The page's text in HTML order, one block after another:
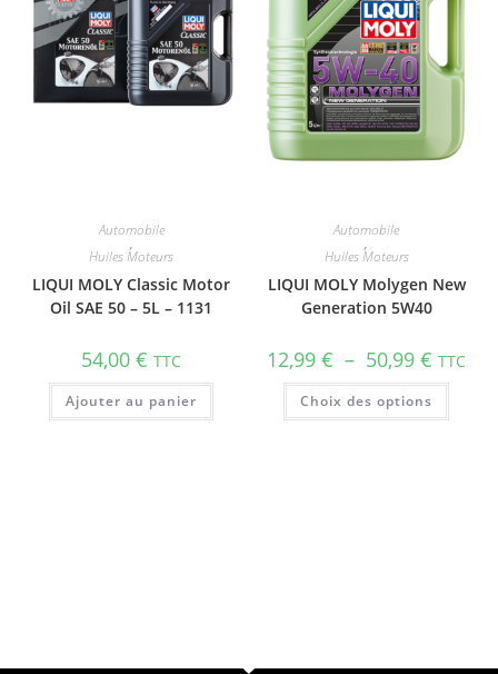
Automobile
,
Huiles Moteurs
LIQUI MOLY Classic Motor
Oil SAE 50 – 5L – 1131
54,00€ TTC
Ajouter au panier
Automobile
,
Huiles Moteurs
LIQUI MOLY Molygen New
Gene­ra­tion 5W40
12,99€ – 50,99€ TTC
Choix des options